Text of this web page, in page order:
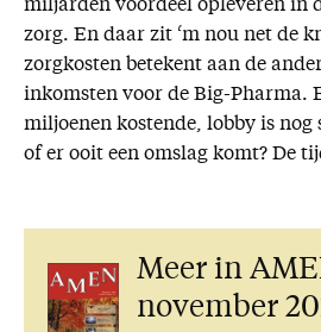
miljarden voordeel opleveren in
zorg. En daar zit ‘m nou net de
zorgkosten betekent aan de
inkomsten voor de Big-Pharma.
miljoenen kostende, lobby is nog
of er ooit een omslag komt? De
Meer in
november